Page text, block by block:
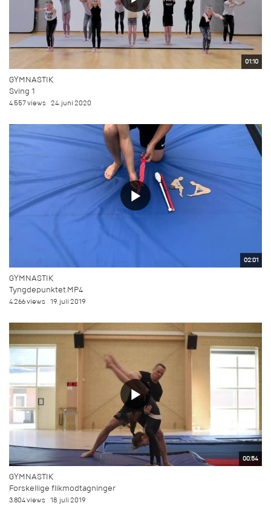
01:10
GYMNASTIK
Sving 1
4.557 views 24. juni 2020
02:01
GYMNASTIK
Tyngdepunktet.MP4
4.266 views 19. juli 2019
00:54
GYMNASTIK
Forskellige flikmodtagninger
3.804 views 18. juli 2019